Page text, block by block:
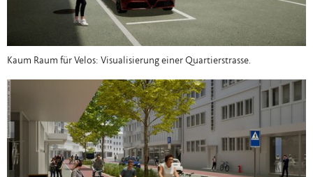
Kaum Raum für Velos: Visualisierung einer Quartierstrasse.